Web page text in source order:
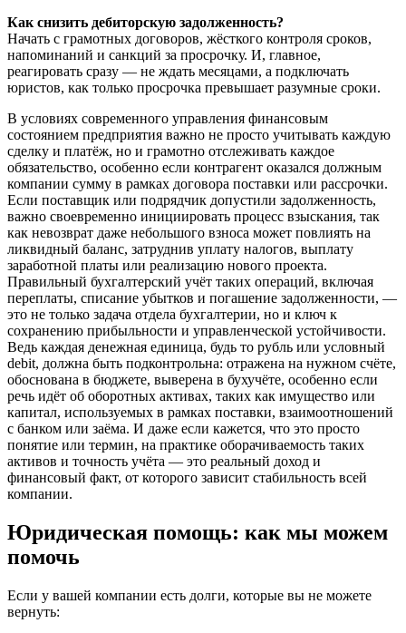
Как снизить дебиторскую задолженность?
Начать с грамотных договоров, жёсткого контроля сроков,
напоминаний и санкций за просрочку. И, главное,
реагировать сразу — не ждать месяцами, а подключать
юристов, как только просрочка превышает разумные сроки.
В условиях современного управления финансовым
состоянием предприятия важно не просто учитывать каждую
сделку и платёж, но и грамотно отслеживать каждое
обязательство, особенно если контрагент оказался должным
компании сумму в рамках договора поставки или рассрочки.
Если поставщик или подрядчик допустили задолженность,
важно своевременно инициировать процесс взыскания, так
как невозврат даже небольшого взноса может повлиять на
ликвидный баланс, затруднив уплату налогов, выплату
заработной платы или реализацию нового проекта.
Правильный бухгалтерский учёт таких операций, включая
переплаты, списание убытков и погашение задолженности, —
это не только задача отдела бухгалтерии, но и ключ к
сохранению прибыльности и управленческой устойчивости.
Ведь каждая денежная единица, будь то рубль или условный
debit, должна быть подконтрольна: отражена на нужном счёте,
обоснована в бюджете, выверена в бухучёте, особенно если
речь идёт об оборотных активах, таких как имущество или
капитал, используемых в рамках поставки, взаимоотношений
с банком или заёма. И даже если кажется, что это просто
понятие или термин, на практике оборачиваемость таких
активов и точность учёта — это реальный доход и
финансовый факт, от которого зависит стабильность всей
компании.
Юридическая помощь: как мы можем
помочь
Если у вашей компании есть долги, которые вы не можете
вернуть: